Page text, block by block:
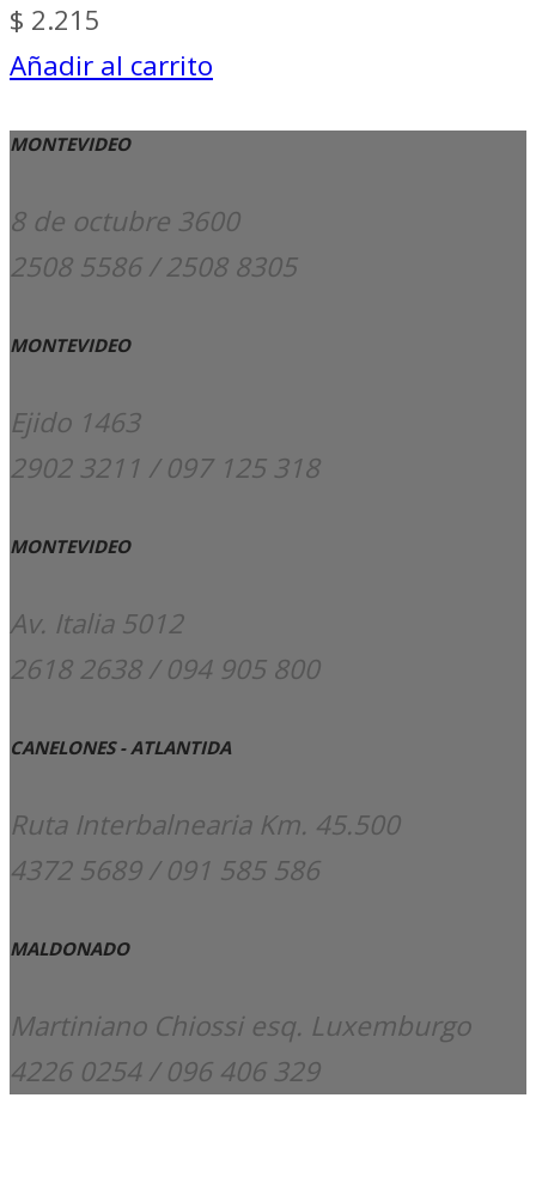
$ 2.215
Añadir al carrito
MONTEVIDEO
8 de octubre 3600
2508 5586 / 2508 8305
MONTEVIDEO
Ejido 1463
2902 3211 / 097 125 318
MONTEVIDEO
Av. Italia 5012
2618 2638 / 094 905 800
CANELONES - ATLANTIDA
Ruta Interbalnearia Km. 45.500
4372 5689 / 091 585 586
MALDONADO
Martiniano Chiossi esq. Luxemburgo
4226 0254 / 096 406 329